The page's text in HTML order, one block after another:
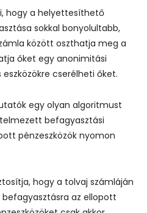
hogy a helyettesíthető
sokkal bonyolultabb,
között oszthatja meg a
őket egy anonimitási
cserélheti őket.
egy olyan algoritmust
befagyasztási
pénzeszközök nyomon
hogy a tolvaj számláján
befagyasztásra az ellopott